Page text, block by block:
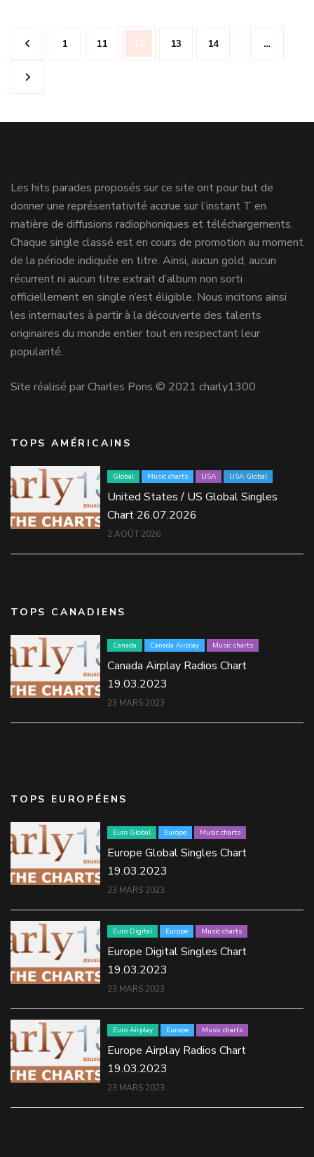
Navigation
des
articles
Page
1 …
Page
11 Page
12 Page
13 Page
14
Les hits parades proposés sur ce site ont pour but de
donner une représentativité accrue sur l’instant T en
matière de diffusions radiophoniques et téléchargements.
Chaque single classé est en cours de promotion au moment
de la période indiquée en titre. Ainsi, aucun gold, aucun
récurrent ni aucun titre extrait d’album non sorti
officiellement en single n’est éligible. Nous incitons ainsi
les internautes à partir à la découverte des talents
originaires du monde entier tout en respectant leur
popularité.
Site réalisé par Charles Pons © 2021 charly1300
TOPS AMÉRICAINS
Global Music charts USA USA Global
United States / US Global Singles
Chart 26.07.2026
2 AOÛT 2026
TOPS CANADIENS
Canada Canada Airplay Music charts
Canada Airplay Radios Chart
19.03.2023
23 MARS 2023
TOPS EUROPÉENS
Euro Global Europe Music charts
Europe Global Singles Chart
19.03.2023
23 MARS 2023
Euro Digital Europe Music charts
Europe Digital Singles Chart
19.03.2023
23 MARS 2023
Euro Airplay Europe Music charts
Europe Airplay Radios Chart
19.03.2023
23 MARS 2023